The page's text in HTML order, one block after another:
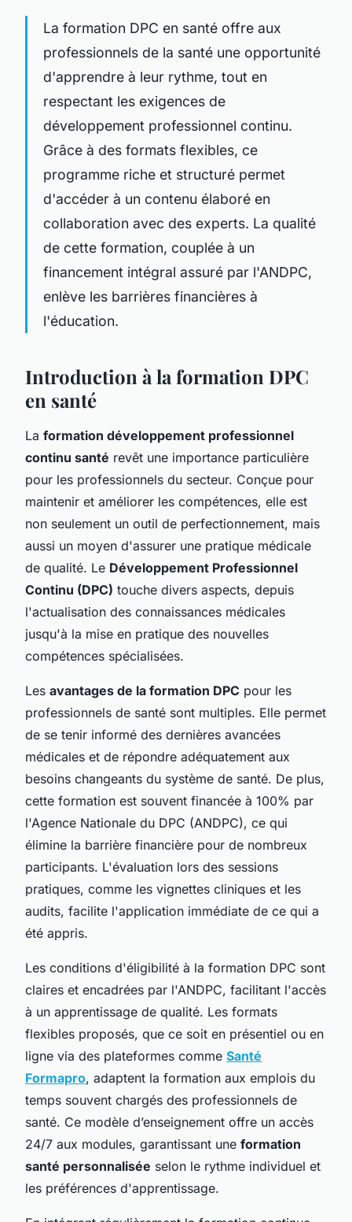
La formation DPC en santé offre aux
professionnels de la santé une opportunité
d'apprendre à leur rythme, tout en
respectant les exigences de
développement professionnel continu.
Grâce à des formats flexibles, ce
programme riche et structuré permet
d'accéder à un contenu élaboré en
collaboration avec des experts. La qualité
de cette formation, couplée à un
financement intégral assuré par l'ANDPC,
enlève les barrières financières à
l'éducation.
Introduction à la formation DPC
en santé
La formation développement professionnel
continu santé revêt une importance particulière
pour les professionnels du secteur. Conçue pour
maintenir et améliorer les compétences, elle est
non seulement un outil de perfectionnement, mais
aussi un moyen d'assurer une pratique médicale
de qualité. Le Développement Professionnel
Continu (DPC) touche divers aspects, depuis
l'actualisation des connaissances médicales
jusqu'à la mise en pratique des nouvelles
compétences spécialisées.
Les avantages de la formation DPC pour les
professionnels de santé sont multiples. Elle permet
de se tenir informé des dernières avancées
médicales et de répondre adéquatement aux
besoins changeants du système de santé. De plus,
cette formation est souvent financée à 100% par
l'Agence Nationale du DPC (ANDPC), ce qui
élimine la barrière financière pour de nombreux
participants. L'évaluation lors des sessions
pratiques, comme les vignettes cliniques et les
audits, facilite l'application immédiate de ce qui a
été appris.
Les conditions d'éligibilité à la formation DPC sont
claires et encadrées par l'ANDPC, facilitant l'accès
à un apprentissage de qualité. Les formats
flexibles proposés, que ce soit en présentiel ou en
ligne via des plateformes comme Santé
Formapro, adaptent la formation aux emplois du
temps souvent chargés des professionnels de
santé. Ce modèle d’enseignement offre un accès
24/7 aux modules, garantissant une formation
santé personnalisée selon le rythme individuel et
les préférences d'apprentissage.